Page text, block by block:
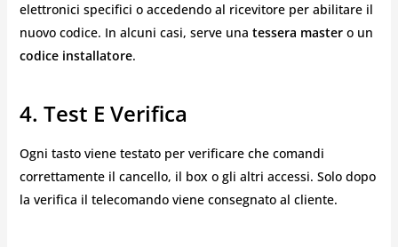
elettronici specifici o accedendo al ricevitore per abilitare il
nuovo codice. In alcuni casi, serve una tessera mastero un
codice installatore.
4. Test E Verifica
Ogni tasto viene testato per verificare che comandi
correttamente il cancello, il box o gli altri accessi. Solo dopo
la verifica il telecomando viene consegnato al cliente.